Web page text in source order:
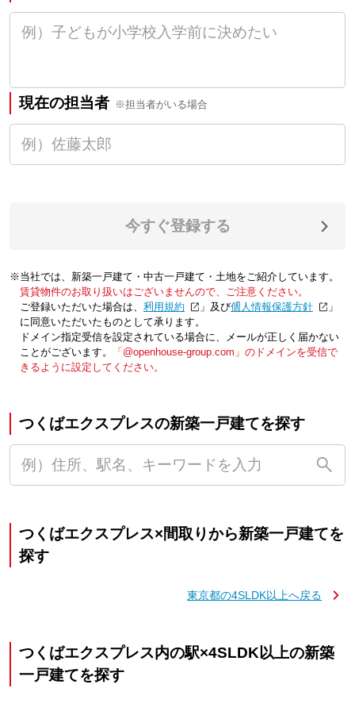
現在の担当者 ※担当者がいる場合
今すぐ登録する
※当社では、新築一戸建て・中古一戸建て・土地をご紹介しています。
賃貸物件のお取り扱いはございませんので、ご注意ください。
ご登録いただいた場合は、「利用規約 」及び「個人情報保護方針
」
に同意いただいたものとして承ります。
ドメイン指定受信を設定されている場合に、メールが正しく届かない
ことがございます。
「@openhouse-group.com」のドメインを受信で
きるように設定してください。
つくばエクスプレスの新築一戸建てを探す
つくばエクスプレス×間取りから新築一戸建てを
探す
東京都の4SLDK以上へ戻る
つくばエクスプレス内の駅×4SLDK以上の新築
一戸建てを探す